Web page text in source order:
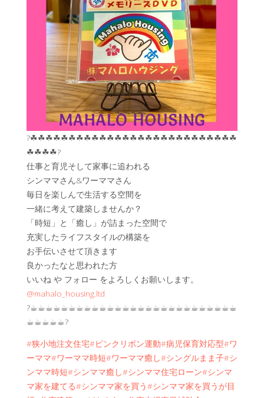
?☘︎☘︎☘︎☘︎☘︎☘︎☘︎☘︎☘︎☘︎☘︎☘︎☘︎☘︎☘︎☘︎☘︎☘︎☘︎☘︎☘︎☘︎☘︎☘︎☘︎☘︎☘︎
☘︎☘︎☘︎☘︎?
仕事と育児そして家事に追われる
シンママさん&ワーママさん
毎日を楽しんで生活する空間を
一緒に考えて建築しませんか？
「時短」と「癒し」が詰まった空間で
充実したライフスタイルの構築を
お手伝いさせて頂きます
良かったなと思われた方
いいね や フォロー をよろしくお願いします。
@mahalo_housing.ltd
?☕︎☕︎☕︎☕︎☕︎☕︎☕︎☕︎☕︎☕︎☕︎☕︎☕︎☕︎☕︎☕︎☕︎☕︎☕︎☕︎☕︎☕︎☕︎☕︎☕︎☕︎☕︎
☕︎☕︎☕︎☕︎☕︎?
#狭小地注文住宅#ピンクリボン運動#病児保育対応型#ワ
ーママ#ワーママ時短#ワーママ癒し#シングルまま子#シ
ンママ時短#シンママ癒し#シンママ住宅ローン#シンマ
マ家を建てる#シンママ家を買う#シンママ家を買うが目